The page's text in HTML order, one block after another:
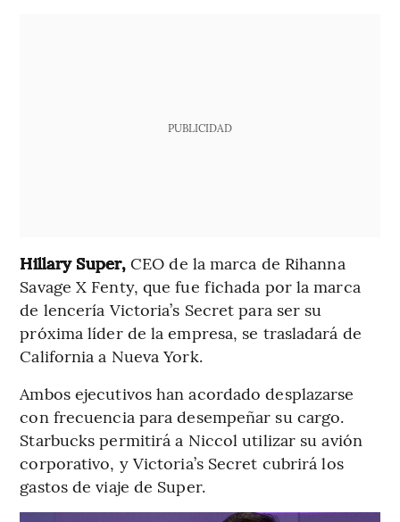
PUBLICIDAD
Hillary Super, CEO de la marca de Rihanna
Savage X Fenty, que fue fichada por la marca
de lencería Victoria’s Secret para ser su
próxima líder de la empresa, se trasladará de
California a Nueva York.
Ambos ejecutivos han acordado desplazarse
con frecuencia para desempeñar su cargo.
Starbucks permitirá a Niccol utilizar su avión
corporativo, y Victoria’s Secret cubrirá los
gastos de viaje de Super.